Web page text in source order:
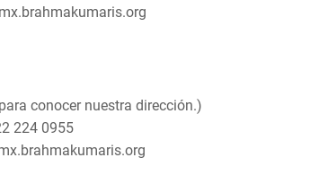
conocer nuestra dirección.)
224 0955